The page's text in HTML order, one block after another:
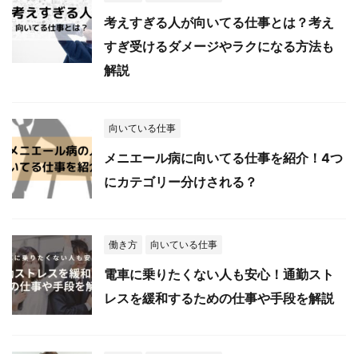
考えすぎる人が向いてる仕事とは？考え
すぎ受けるダメージやラクになる方法も
解説
向いている仕事
メニエール病に向いてる仕事を紹介！4つ
にカテゴリー分けされる？
働き方 向いている仕事
電車に乗りたくない人も安心！通勤スト
レスを緩和するための仕事や手段を解説